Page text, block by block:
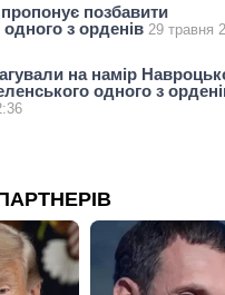
позбавити
з орденів 29 травня
на намір
одного з